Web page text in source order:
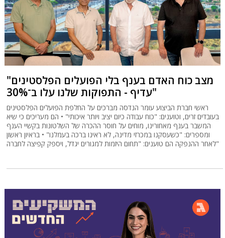
"מצב כוח האדם בענף בלי הפועלים הפלסטינים
עדיף - התפוקות שלנו עלו ב־30%"
ראשי חברת הביצוע עומר הנדסה מברכים על החלפת הפועלים הפלסטינים
בעובדים זרים, וטוענים: "כוח עבודה כיום יציב ויותר איכותי" • הם מעריכים כי שיא
המשבר בענף מאחורינו, מוחים על חוסר ההכרה של השלטונות בקשיי הענף
ומספרים: "כשעסקנו במכרזי מדינה, לא ראינו ברכה בעמלנו" • בראיון ראשון
לאחר ההנפקה הם טוענים: "תחום היזמות למגורים יגדל, ויספק קפיצה לחברה"